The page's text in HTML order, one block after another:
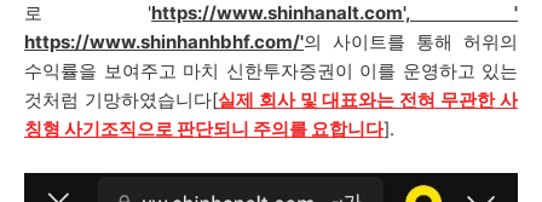
로 'https://www.shinhanalt.com', '
https://www.shinhanhbhf.com/'의 사이트를 통해 허위의
수익률을 보여주고 마치 신한투자증권이 이를 운영하고 있는
것처럼 기망하였습니다[실제 회사 및 대표와는 전혀 무관한 사
칭형 사기조직으로 판단되니 주의를 요합니다].